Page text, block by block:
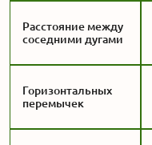
Расстояние между
соседними дугами
Горизонтальных
перемычек